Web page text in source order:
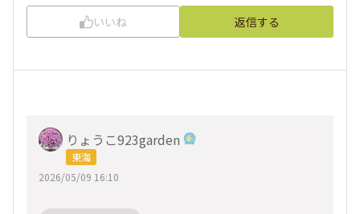
いいね 返信する
りょうこ923garden
東海
2026/05/09 16:10